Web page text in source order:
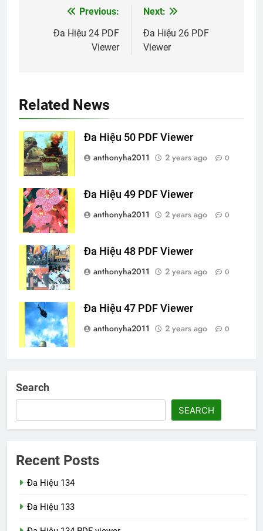
navigation
Previous:
Đa Hiệu 24 PDF
Viewer
Next:
Đa Hiệu 26 PDF
Viewer
Related News
Đa Hiệu 50 PDF Viewer
anthonyha2011
2 years ago 0
Đa Hiệu 49 PDF Viewer
anthonyha2011
2 years ago 0
Đa Hiệu 48 PDF Viewer
anthonyha2011
2 years ago 0
Đa Hiệu 47 PDF Viewer
anthonyha2011
2 years ago 0
Search
SEARCH
Recent Posts
Đa Hiệu 134
Đa Hiệu 133